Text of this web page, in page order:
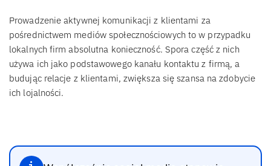
Prowadzenie aktywnej komunikacji z klientami za
pośrednictwem mediów społecznościowych to w przypadku
lokalnych firm absolutna konieczność. Spora część z nich
używa ich jako podstawowego kanału kontaktu z firmą, a
budując relacje z klientami, zwiększa się szansa na zdobycie
ich lojalności.